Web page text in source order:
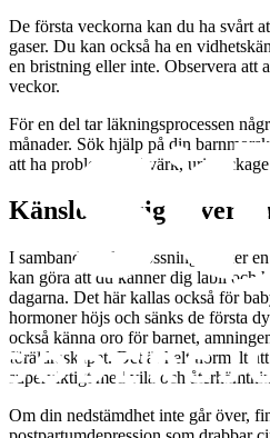
De första veckorna kan du ha svårt
gaser. Du kan också ha en
en bristning eller inte. Observera att
veckor.
För en del tar läkningsprocessen
månader. Sök hjälp på din
att ha problem med värk,
Känslomässig
I samband med förlossningen sker
kan göra att du känner dig labil och
dagarna. Det här kallas också för
hormoner höjs och sänks de första
också känna oro för barnet,
föräldraskapet. Det är helt normalt
superviktigt med vila och
Om din nedstämdhet inte går över,